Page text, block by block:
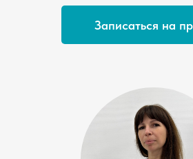
Записаться на